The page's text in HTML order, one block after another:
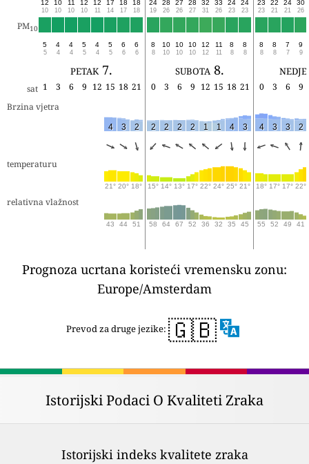
12
10
10
10
11
10
12
10
12
11
17
14
18
17
18
18
24
19
28
26
27
26
28
27
32
31
33
26
24
23
24
23
23
23
22
21
24
21
30
26
PM10
5
5
4
4
4
4
5
5
4
4
5
5
6
6
6
6
8
8
10
10
10
10
10
10
12
12
11
11
8
8
8
8
8
8
8
8
7
7
9
9
petak 7. subota 8.
sat 1 3 6 9 12 15 18 21 0 3 6 9 12 15 18 21 0 3 6
9
Brzina vjetra
4 3 2 2 2 2 2 1 1 4 3 4 3 3 2
temperaturu
21° 20° 18° 15° 14° 13° 17° 22° 24° 25° 21° 18° 17° 17° 22°
relativna vlažnost
43 44 51 58 64 67 52 36 32 35 45 55 52 49 41
Prognoza ucrtana koristeći vremensku zonu:
Europe/Amsterdam
Prevod za druge jezike: 🇬🇧
Istorijski Podaci O Kvaliteti Zraka
Istorijski indeks kvalitete zraka